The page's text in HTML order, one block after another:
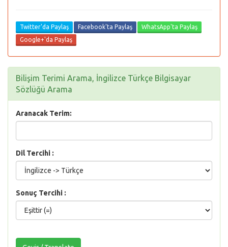
Twitter'da Paylaş Facebook'ta Paylaş
WhatsApp'ta Paylaş
Google+'da Paylaş
Bilişim Terimi Arama, İngilizce Türkçe Bilgisayar
Sözlüğü Arama
Aranacak Terim:
Dil Tercihi :
Sonuç Tercihi :